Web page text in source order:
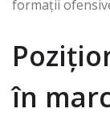
formații
în